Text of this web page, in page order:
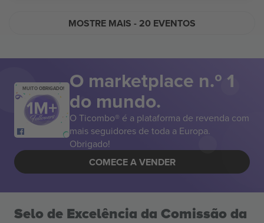
MOSTRE MAIS - 20 EVENTOS
MUITO OBRIGADO! O marketplace n.º 1
do mundo.
O Ticombo® é a plataforma de revenda com
mais seguidores de toda a Europa.
Obrigado!
COMECE A VENDER
Selo de Excelência da Comissão da